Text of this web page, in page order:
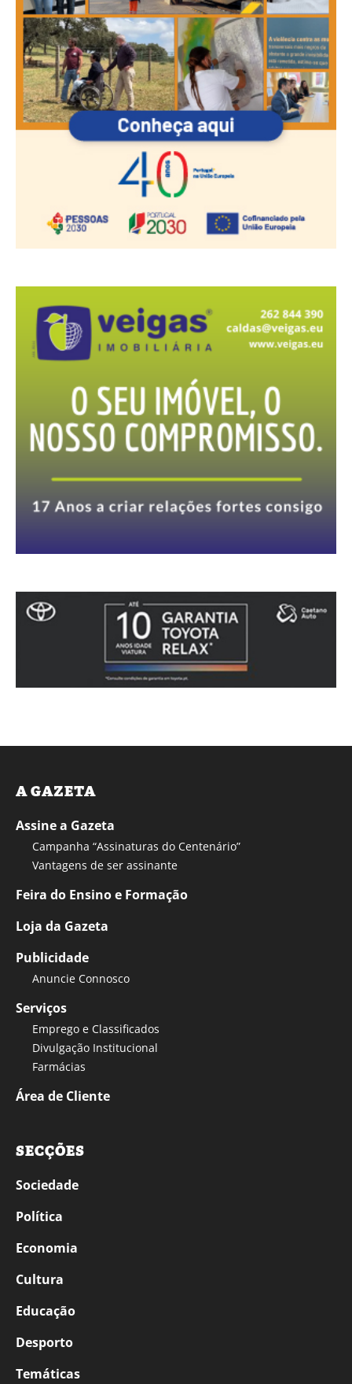
A GAZETA
Assine a Gazeta
Campanha “Assinaturas do Centenário”
Vantagens de ser assinante
Feira do Ensino e Formação
Loja da Gazeta
Publicidade
Anuncie Connosco
Serviços
Emprego e Classificados
Divulgação Institucional
Farmácias
Área de Cliente
SECÇÕES
Sociedade
Política
Economia
Cultura
Educação
Desporto
Temáticas